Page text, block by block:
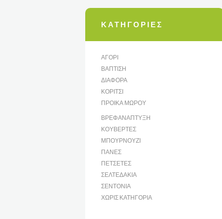
ΚΑΤΗΓΟΡΊΕΣ
ΑΓΌΡΙ
ΒΆΠΤΙΣΗ
ΔΙΆΦΟΡΑ
ΚΟΡΊΤΣΙ
ΠΡΟΊΚΑ ΜΩΡΟΎ
ΒΡΕΦΑΝΆΠΤΥΞΗ
ΚΟΥΒΈΡΤΕΣ
ΜΠΟΥΡΝΟΎΖΙ
ΠΆΝΕΣ
ΠΕΤΣΈΤΕΣ
ΣΕΛΤΕΔΆΚΙΑ
ΣΕΝΤΌΝΙΑ
ΧΩΡΊΣ ΚΑΤΗΓΟΡΊΑ